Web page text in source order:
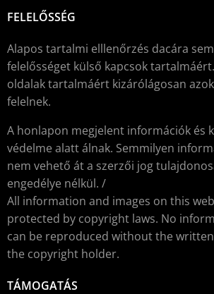
FELELŐSSÉG
Alapos tartalmi elllenőrzés dacára
felelősséget külső kapcsok
oldalak tartalmáért kizárólágosan
felelnek.
A honlapon megjelent információk és
védelme alatt álnak. Semmilyen
nem vehető át a szerzői jog
engedélye nélkül. /
All information and images on this
protected by copyright laws. No
can be reproduced without the
the copyright holder.
TÁMOGATÁS